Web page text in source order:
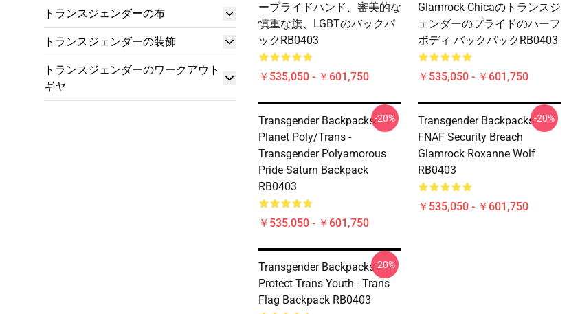
トランスジェンダーの布
トランスジェンダーの装飾
トランスジェンダーのワークアウト
ギヤ
ープライドハンド、審美的な
慎重な旗、LGBTのバックパ
ックRB0403
￥535,050 - ￥601,750
Glamrock Chicaのトランスジ
ェンダーのプライドのハーフ
ボディ バックパックRB0403
￥535,050 - ￥601,750
Transgender Backpacks -
Planet Poly/Trans -
Transgender Polyamorous
Pride Saturn Backpack
RB0403
￥535,050 - ￥601,750
-20%
Transgender Backpacks -
FNAF Security Breach
Glamrock Roxanne Wolf
RB0403
￥535,050 - ￥601,750
-20%
Transgender Backpacks -
Protect Trans Youth - Trans
Flag Backpack RB0403
-20%